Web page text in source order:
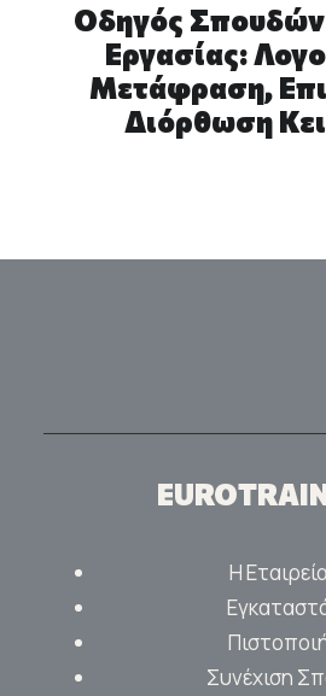
Οδηγός
Εργασίας:
Μετάφραση,
Διόρθωση
Η
Συνέχιση